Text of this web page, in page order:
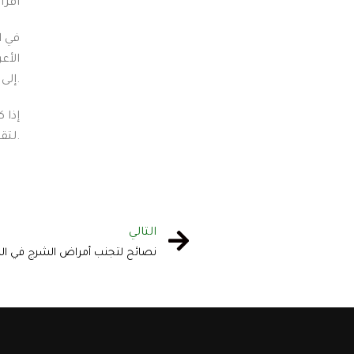
في
إلى حياتك الطبيعية بسرعة وأمان.
لتقييم حالتك ووضع خطة علاجية مخصصة تناسب احتياجاتك. صحتك تستحق الاهتمام، ونحن هنا لمساعدتك.
التالي
نصائح لتجنب أمراض الشرج في